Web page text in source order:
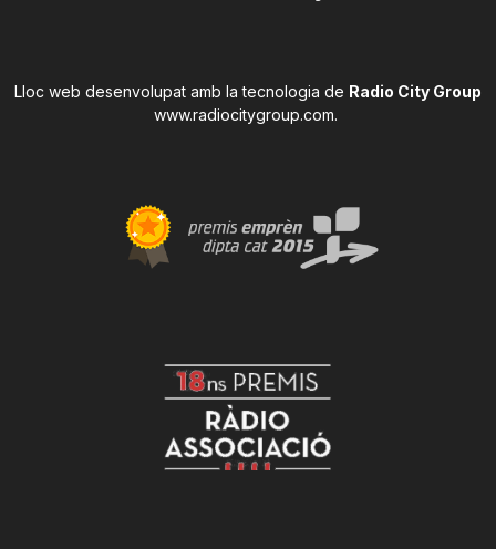
Lloc web desenvolupat amb la tecnologia de Radio City Group
www.radiocitygroup.com.